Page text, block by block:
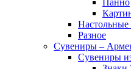
Панно
Разное
Сувениры –
Сувениры